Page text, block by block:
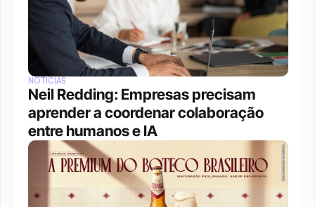
NOTÍCIAS
Neil Redding: Empresas precisam
aprender a coordenar colaboração
entre humanos e IA